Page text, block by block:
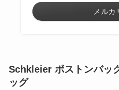
メルカ
Schkleier ボストンバッ
ッグ